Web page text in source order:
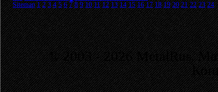
Sitemap 1 2 3 4 5 6 7 8 9 10 11 12 13 14 15 16 17 18 19 20 21 22 23 24
© 2003 - 2026 MetalRus.